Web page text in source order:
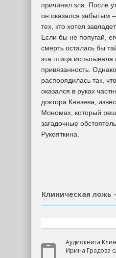
причинял зла. После
он оказался забытым
тех, кто хотел
Если бы не попугай,
смерть осталась бы
эта птица испытывала
привязанность.
распорядилась так,
оказался в руках
доктора Князева,
Мономах, который
загадочные
Рукояткина.
Клиническая ложь
Аудиокнига
Ирина Градова